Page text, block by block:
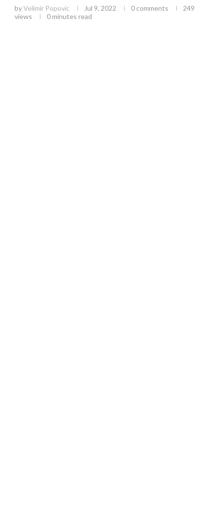
byVelimir Popovic Jul 9, 2022 0 comments
249
views
0 minutes read